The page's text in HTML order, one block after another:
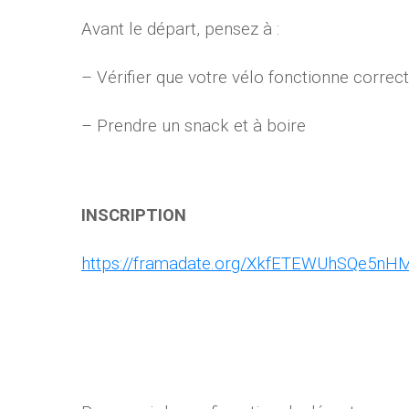
Avant le départ, pensez à :
– Vérifier que votre vélo fonctionne
– Prendre un snack et à boire
INSCRIPTION
https://framadate.org/